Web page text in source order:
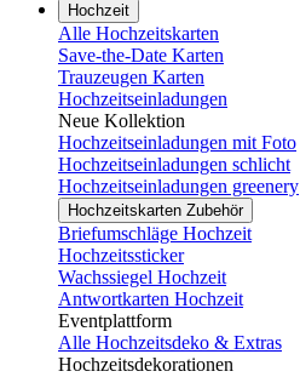
Hochzeit
Alle Hochzeitskarten
Save-the-Date Karten
Trauzeugen Karten
Hochzeitseinladungen
Neue Kollektion
Hochzeitseinladungen mit Foto
Hochzeitseinladungen schlicht
Hochzeitseinladungen greenery
Hochzeitskarten Zubehör
Briefumschläge Hochzeit
Hochzeitssticker
Wachssiegel Hochzeit
Antwortkarten Hochzeit
Eventplattform
Alle Hochzeitsdeko & Extras
Hochzeitsdekorationen